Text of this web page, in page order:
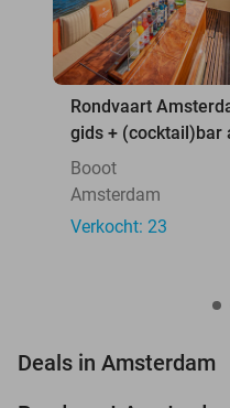
Rondvaart
gids + (cocktail)bar
Booot
Amsterdam
Verkocht: 23
Deals in Amsterdam